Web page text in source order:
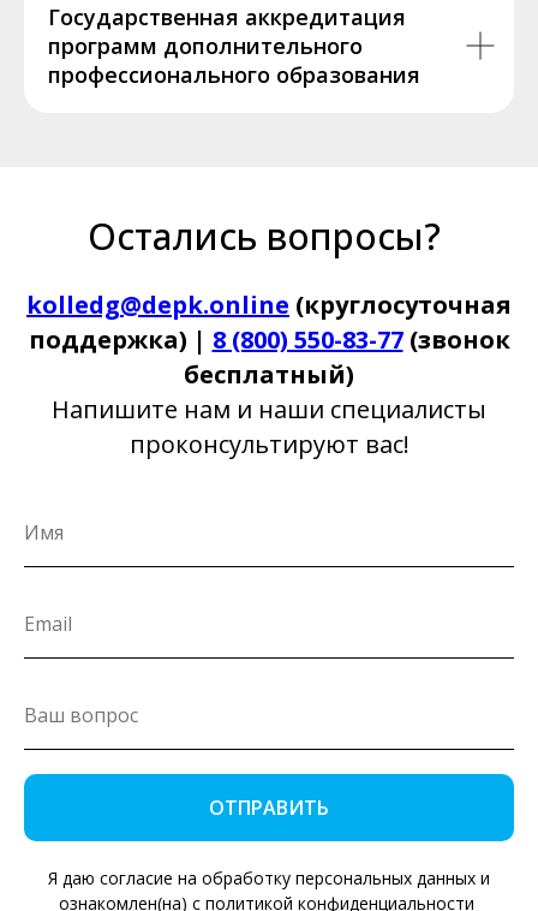
Государственная аккредитация
программ дополнительного
профессионального образования
Остались вопросы?
kolledg@depk.online (круглосуточная
поддержка) | 8 (800) 550-83-77(звонок
бесплатный)
Напишите нам и наши специалисты
проконсультируют вас!
ОТПРАВИТЬ
Я даю согласие на обработку персональных данных и
ознакомлен(на) с политикой конфиденциальности